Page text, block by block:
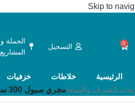
Skip to
0 التسجيل
الجملة و
المشاريع
الرئيسية خلاطات خزفيات
الصرف والمياه/مجري سيول 300 سم ريتالو